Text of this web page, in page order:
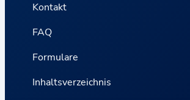
Kontakt
FAQ
Formulare
Inhaltsverzeichnis